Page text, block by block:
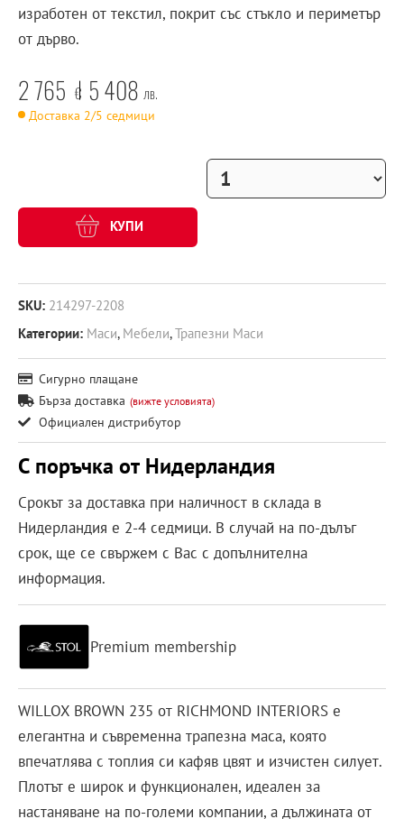
изработен от текстил, покрит със стъкло и периметър
от дърво.
2 765 € 5 408 лв.
Доставка 2/5 седмици
КУПИ
SKU: 214297-2208
Категории: Маси, Мебели,Трапезни Маси
Сигурно плащане
Бърза доставка (вижте условията)
Официален дистрибутор
С поръчка от Нидерландия
Срокът за доставка при наличност в склада в
Нидерландия е 2-4 седмици. В случай на по-дълъг
срок, ще се свържем с Вас с допълнителна
информация.
Premium membership
WILLOX BROWN 235 от RICHMOND INTERIORS е
елегантна и съвременна трапезна маса, която
впечатлява с топлия си кафяв цвят и изчистен силует.
Плотът е широк и функционален, идеален за
настаняване на по-големи компании, а дължината от